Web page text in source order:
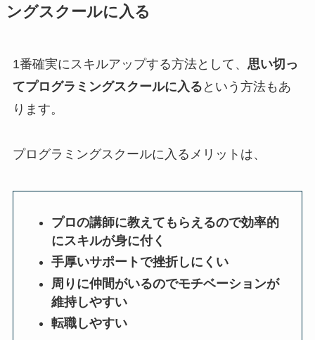
ングスクールに入る
1番確実にスキルアップする方法として、 思い切っ
てプログラミングスクールに入る という方法もあ
ります。
プログラミングスクールに入るメリットは、
プロの講師に教えてもらえるので効率的
にスキルが身に付く
手厚いサポートで挫折しにくい
周りに仲間がいるのでモチベーションが
維持しやすい
転職しやすい